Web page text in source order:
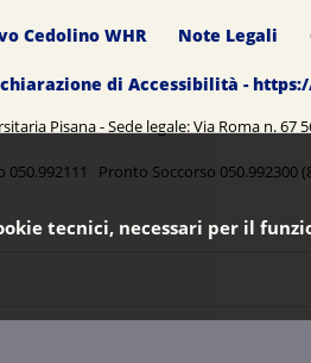
Cedolino WHR Note Legali
di Accessibilità -
Pisana - Sede legale: Via Roma n.
050.992111 Pronto Soccorso 050.992300
tecnici, necessari per il